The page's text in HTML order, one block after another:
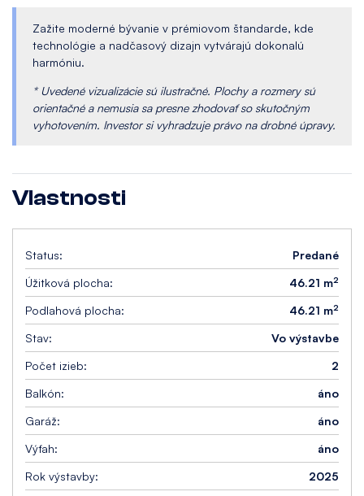
Zažite moderné bývanie v prémiovom štandarde, kde
technológie a nadčasový dizajn vytvárajú dokonalú
harmóniu.
* Uvedené vizualizácie sú ilustračné. Plochy a rozmery sú
orientačné a nemusia sa presne zhodovať so skutočným
vyhotovením. Investor si vyhradzuje právo na drobné úpravy.
Vlastnosti
Status:
Predané
Úžitková plocha:
46.21 m2
Podlahová plocha: 46.21 m2
Stav:
Vo výstavbe
Počet izieb:
2
Balkón:
áno
Garáž:
áno
Výťah:
áno
Rok výstavby:
2025